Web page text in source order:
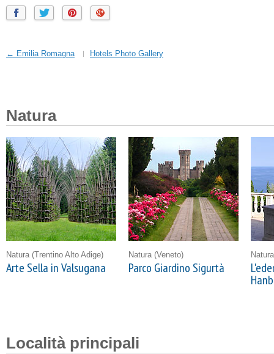
← Emilia Romagna Hotels Photo Gallery
Natura
Natura (Trentino Alto Adige)
Arte Sella in Valsugana
Natura (Veneto)
Parco Giardino Sigurtà
Località principali